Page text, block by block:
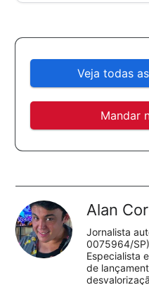
Veja todas
Mandar
Alan
Jornalista
0075964/
Especialista
de